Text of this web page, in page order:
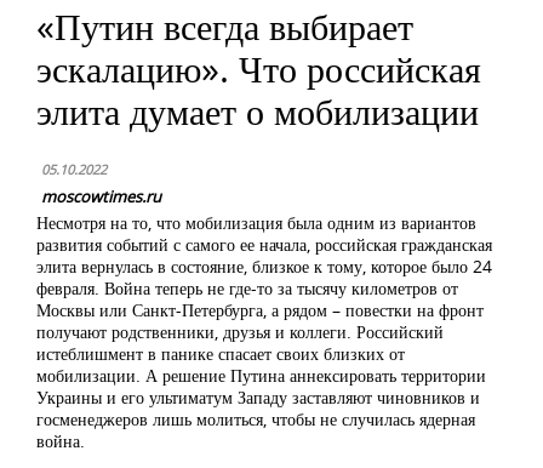
«Путин всегда выбирает
эскалацию». Что российская
элита думает о мобилизации
05.10.2022
moscowtimes.ru
Несмотря на то, что мобилизация была одним из вариантов
развития событий с самого ее начала, российская гражданская
элита вернулась в состояние, близкое к тому, которое было 24
февраля. Война теперь не где-то за тысячу километров от
Москвы или Санкт-Петербурга, а рядом – повестки на фронт
получают родственники, друзья и коллеги. Российский
истеблишмент в панике спасает своих близких от
мобилизации. А решение Путина аннексировать территории
Украины и его ультиматум Западу заставляют чиновников и
госменеджеров лишь молиться, чтобы не случилась ядерная
война.